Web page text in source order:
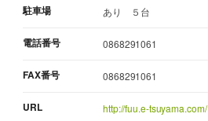
駐車場 あり ５台
電話番号 0868291061
FAX番号 0868291061
URL http://fuu.e-tsuyama.com/